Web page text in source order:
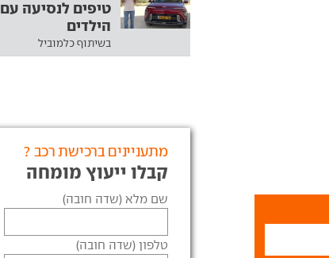
טיפים לנסיעה עם
הילדים
בשיתוף כלמוביל
מתעניינים ברכישת רכב ?
קבלו ייעוץ מומחה
שם מלא (שדה חובה)
טלפון (שדה חובה)